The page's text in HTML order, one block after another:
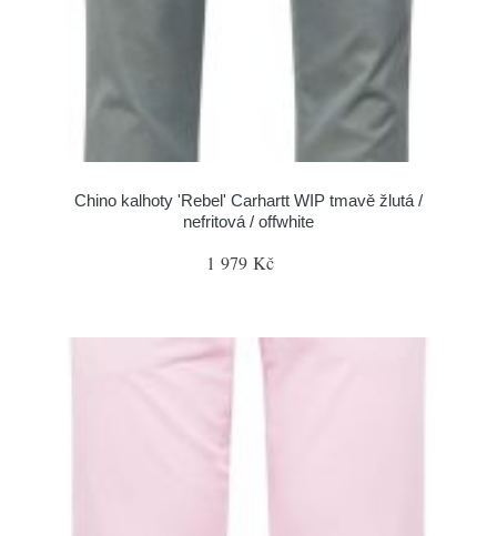
Chino kalhoty 'Rebel' Carhartt WIP tmavě žlutá /
nefritová / offwhite
1 979 Kč